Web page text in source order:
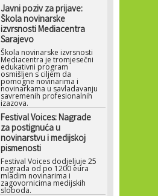
Javni poziv za prijave:
Škola novinarske
izvrsnosti Mediacentra
Sarajevo
Škola novinarske izvrsnosti
Mediacentra je tromjesečni
edukativni program
osmišljen s ciljem da
pomogne novinarima i
novinarkama u savladavanju
savremenih profesionalnih
izazova.
Festival Voices: Nagrade
za postignuća u
novinarstvu i medijskoj
pismenosti
Festival Voices dodjeljuje 25
nagrada od po 1200 eura
mladim novinarima i
zagovornicima medijskih
sloboda.